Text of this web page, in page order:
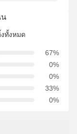
ทั้งหมด
67%
0%
0%
33%
0%